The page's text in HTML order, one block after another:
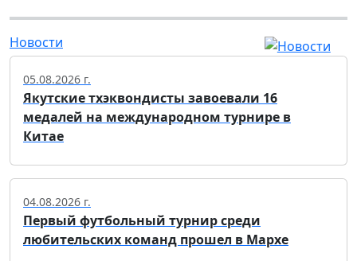
Новости
05.08.2026 г.
Якутские тхэквондисты завоевали 16
медалей на международном турнире в
Китае
04.08.2026 г.
Первый футбольный турнир среди
любительских команд прошел в Мархе